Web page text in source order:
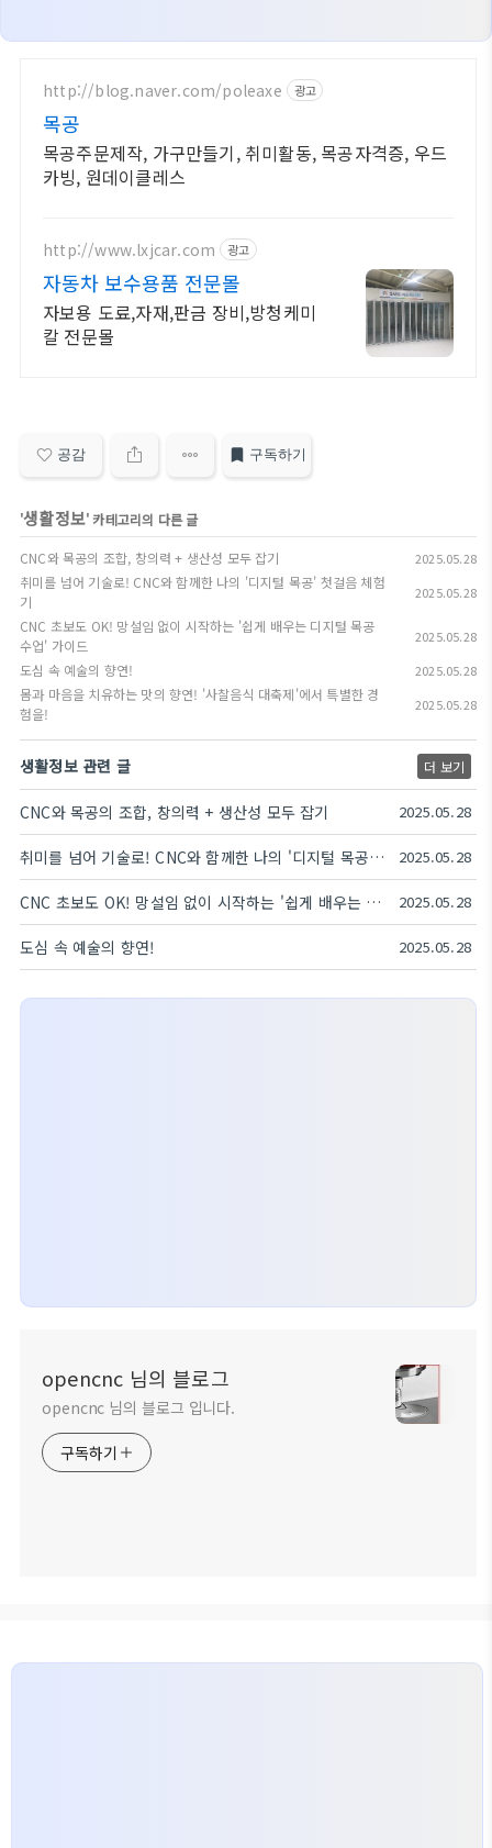
http://blog.naver.com/poleaxe 광고
목공
목공주문제작, 가구만들기, 취미활동, 목공자격증, 우드
카빙, 원데이클레스
http://www.lxjcar.com 광고
자동차 보수용품 전문몰
자보용 도료,자재,판금 장비,방청케미
칼 전문몰
공감 구독하기
'생활정보' 카테고리의 다른 글
CNC와 목공의 조합, 창의력 + 생산성 모두 잡기 2025.05.28
취미를 넘어 기술로! CNC와 함께한 나의 '디지털 목공' 첫걸음 체험
기
2025.05.28
CNC 초보도 OK! 망설임 없이 시작하는 '쉽게 배우는 디지털 목공
수업' 가이드
2025.05.28
도심 속 예술의 향연! 2025.05.28
몸과 마음을 치유하는 맛의 향연! '사찰음식 대축제'에서 특별한 경
험을!
2025.05.28
생활정보 관련 글 더 보기
CNC와 목공의 조합, 창의력 + 생산성 모두 잡기 2025.05.28
취미를 넘어 기술로! CNC와 함께한 나의 '디지털 목공' 첫걸음 체험기 2025.05.28
CNC 초보도 OK! 망설임 없이 시작하는 '쉽게 배우는 디지털 목공 수업' 가이드 2025.05.28
도심 속 예술의 향연! 2025.05.28
opencnc 님의 블로그
opencnc 님의 블로그 입니다.
구독하기